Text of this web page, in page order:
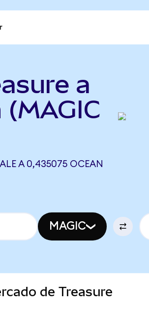
a
A 0,435075 OCEAN
MAGIC
de Treasure